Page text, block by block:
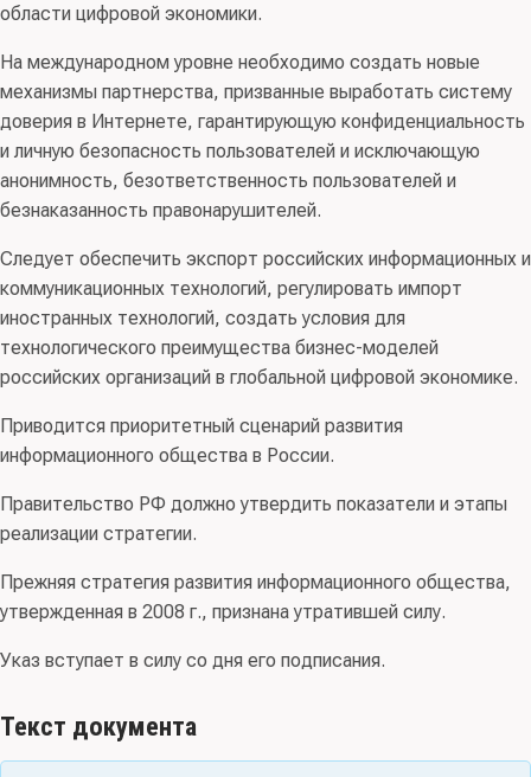
области цифровой экономики.
На международном уровне необходимо создать новые
механизмы партнерства, призванные выработать систему
доверия в Интернете, гарантирующую конфиденциальность
и личную безопасность пользователей и исключающую
анонимность, безответственность пользователей и
безнаказанность правонарушителей.
Следует обеспечить экспорт российских информационных и
коммуникационных технологий, регулировать импорт
иностранных технологий, создать условия для
технологического преимущества бизнес-моделей
российских организаций в глобальной цифровой экономике.
Приводится приоритетный сценарий развития
информационного общества в России.
Правительство РФ должно утвердить показатели и этапы
реализации стратегии.
Прежняя стратегия развития информационного общества,
утвержденная в 2008 г., признана утратившей силу.
Указ вступает в силу со дня его подписания.
Текст документа